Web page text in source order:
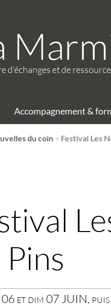
d’échanges et de
Accompagnement &
du coin > Festival Les
Pins
06 et dim 07 JUIN,